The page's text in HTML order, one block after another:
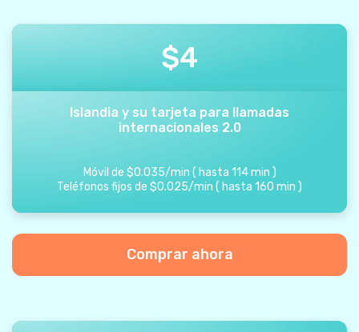
$4
Islandia y su tarjeta para llamadas
internacionales 2.0
Móvil de $0.035/min ( hasta 114 min )
Teléfonos fijos de $0.025/min ( hasta 160 min )
Comprar ahora